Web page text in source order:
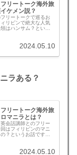
フリートーク海外旅
ケメン説？
リートークで巡るお
リピンで絶大な人気
はハンサム？という
2024.05.10
ラある？
フリートーク海外旅
マニラとは？
会話講師とのフリー
はフィリピンのマニ
？というお話です。
2024.05.10